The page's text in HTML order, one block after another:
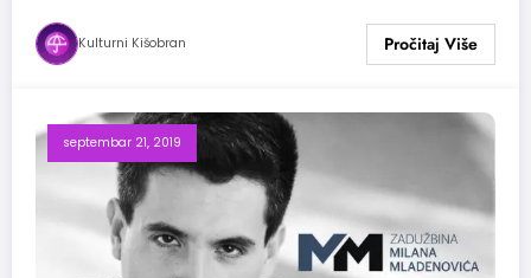
Kulturni Kišobran
septembar 21, 2019